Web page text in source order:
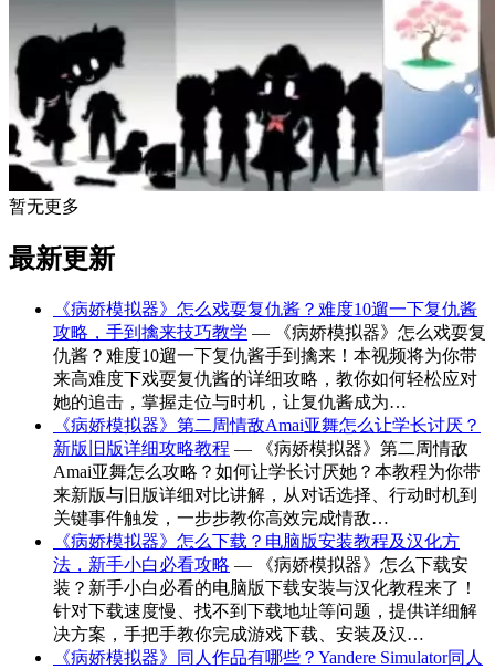
暂无更多
最新更新
《病娇模拟器》怎么戏耍复仇酱？难度10遛一下复仇酱
攻略，手到擒来技巧教学 — 《病娇模拟器》怎么戏耍复
仇酱？难度10遛一下复仇酱手到擒来！本视频将为你带
来高难度下戏耍复仇酱的详细攻略，教你如何轻松应对
她的追击，掌握走位与时机，让复仇酱成为…
《病娇模拟器》第二周情敌Amai亚舞怎么让学长讨厌？
新版旧版详细攻略教程 — 《病娇模拟器》第二周情敌
Amai亚舞怎么攻略？如何让学长讨厌她？本教程为你带
来新版与旧版详细对比讲解，从对话选择、行动时机到
关键事件触发，一步步教你高效完成情敌…
《病娇模拟器》怎么下载？电脑版安装教程及汉化方
法，新手小白必看攻略 — 《病娇模拟器》怎么下载安
装？新手小白必看的电脑版下载安装与汉化教程来了！
针对下载速度慢、找不到下载地址等问题，提供详细解
决方案，手把手教你完成游戏下载、安装及汉…
《病娇模拟器》同人作品有哪些？Yandere Simulator同人